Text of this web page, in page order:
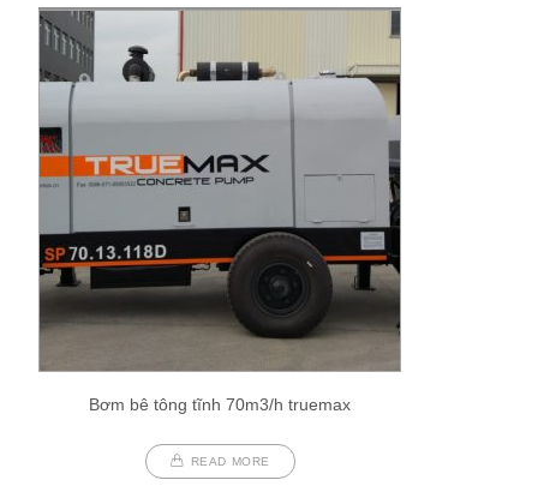
Bơm bê tông tĩnh 70m3/h truemax
READ MORE